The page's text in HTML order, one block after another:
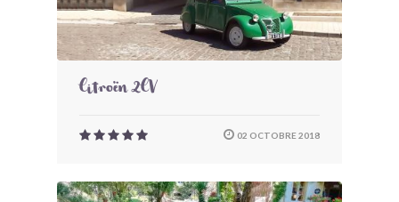
Citroën 2CV
02 OCTOBRE 2018